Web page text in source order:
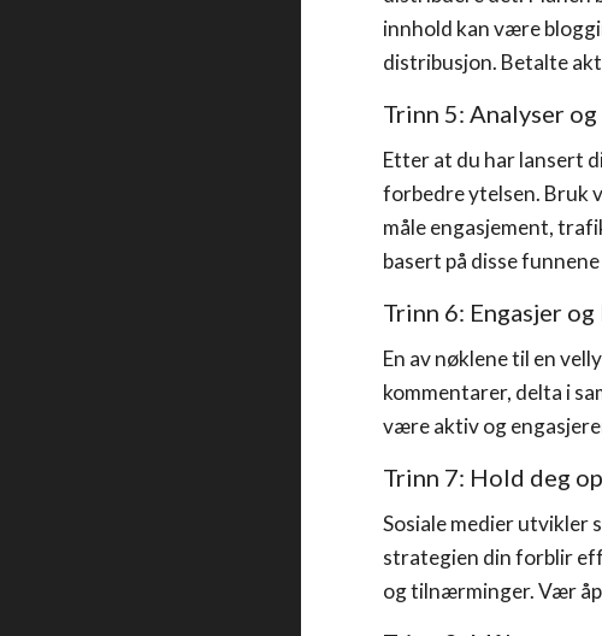
innhold kan være
distribusjon. Betalte
Trinn 5: Analyser
Etter at du har lansert
forbedre ytelsen. Bruk
måle engasjement,
basert på disse
Trinn 6: Engasjer
En av nøklene til en
kommentarer, delta i
være aktiv og
Trinn 7: Hold deg
Sosiale medier utvikler
strategien din forblir
og tilnærminger. Vær